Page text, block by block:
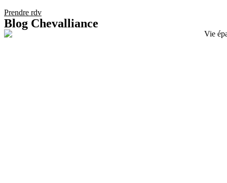
Prendre rdv
Blog Chevalliance